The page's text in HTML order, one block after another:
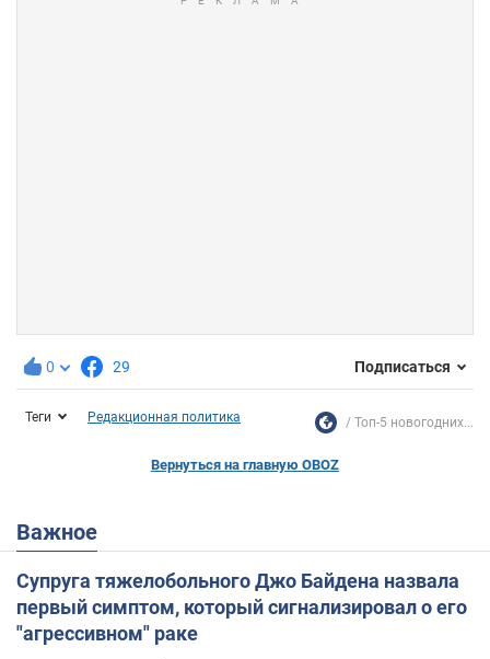
0 29 Подписаться
Теги Редакционная политика Топ-5 новогодних...
Вернуться на главную OBOZ
Важное
Супруга тяжелобольного Джо Байдена назвала
первый симптом, который сигнализировал о его
"агрессивном" раке